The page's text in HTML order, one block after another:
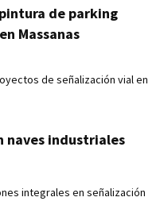
de parking
Massanas
de señalización vial en
naves industriales
integrales en señalización